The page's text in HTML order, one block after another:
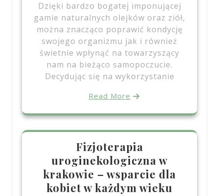
Dzięki bardzo bogatej imponującej
gamie naturalnych olejków oraz ziół,
można znacząco poprawić kondycję
swojego organizmu jak i również
świetnie wpłynąć na towarzyszący
nam na bieżąco samopoczucie.
Decydując się na wykorzystanie
Read More
Fizjoterapia
uroginekologiczna w
krakowie – wsparcie dla
kobiet w każdym wieku